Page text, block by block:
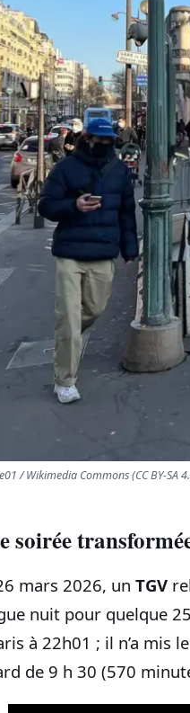
/ Wikimedia Commons (CC BY-SA
soirée
mars 2026, un TGV
nuit pour quelque
à 22h01 ; il n’a mis
de 9 h 30 (570